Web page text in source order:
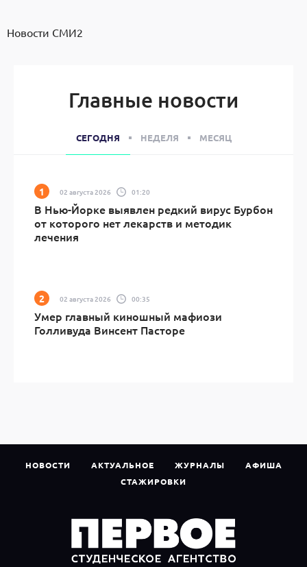
Новости СМИ2
Главные новости
СЕГОДНЯ НЕДЕЛЯ МЕСЯЦ
02 августа 2026 01:20
В Нью-Йорке выявлен редкий вирус Бурбон
от которого нет лекарств и методик
лечения
02 августа 2026 00:35
Умер главный киношный мафиози
Голливуда Винсент Пасторе
НОВОСТИ АКТУАЛЬНОЕ ЖУРНАЛЫ
АФИША
СТАЖИРОВКИ